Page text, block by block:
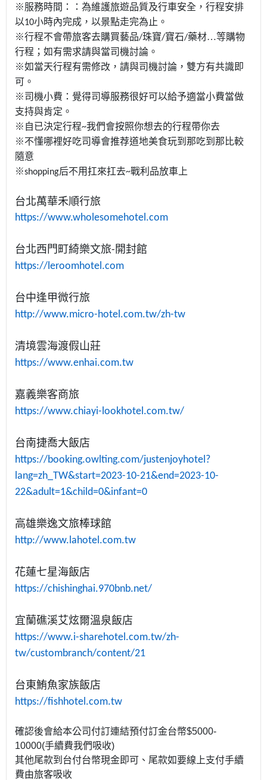
※服務時間：：為維護旅遊品質及行車安全，行程安排
以10小時內完成， 以景點走完為止。
※行程不會帶旅客去購買藝品/珠寶/寶石/藥材…等購物
行程；如有需求請與當司機討論。
※如當天行程有需修改，請與司機討論，雙方有共識即
可。
※司機小費：覺得司導服務很好可以給予適當小費當做
支持與肯定。
※自已決定行程~我們會按照你想去的行程帶你去
※不懂哪裡好吃司導會推荐道地美食玩到那吃到那比較
隨意
※shopping后不用扛來扛去~戰利品放車上
台北萬華禾順行旅
https://www.wholesomehotel.com
台北西門町綺樂文旅- 開封館
https://leroomhotel.com
台中逢甲微行旅
http://www.micro-hotel.com.tw/zh-tw
清境雲海渡假山莊
https://www.enhai.com.tw
嘉義樂客商旅
https://www.chiayi-lookhotel.com.tw/
台南捷喬大飯店
https://booking.owlting.com/justenjoyhotel?
lang=zh_TW&start=2023-10-21&end=2023-10-
22&adult=1&child=0&infant=0
高雄樂逸文旅棒球館
http://www.lahotel.com.tw
花蓮七星海飯店
https://chishinghai.970bnb.net/
宜蘭礁溪艾炫爾溫泉飯店
https://www.i-sharehotel.com.tw/zh-
tw/custombranch/content/21
台東鮪魚家族飯店
https://fishhotel.com.tw
確認後會給本公司付訂連結預付訂金台幣$5000-
10000(手續費我們吸收)
其他尾款到台付台幣現金即可、尾款如要線上支付手續
費由旅客吸收